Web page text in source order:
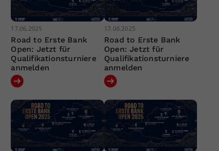
17.06.2025
Road to Erste Bank
Open: Jetzt für
Qualifikationsturniere
anmelden
17.06.2025
Road to Erste Bank
Open: Jetzt für
Qualifikationsturniere
anmelden